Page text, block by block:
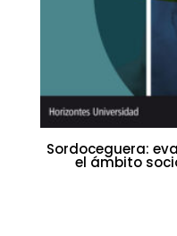
Sordoceguera:
el ámbito